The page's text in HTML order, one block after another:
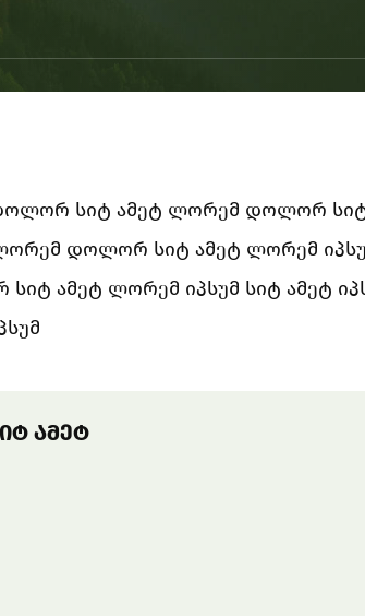
სიტ ამეტ ლორემ დოლორ სიტ
დოლორ სიტ ამეტ ლორემ
ამეტ ლორემ იპსუმ სიტ ამეტ
ᲐᲛᲔᲢ